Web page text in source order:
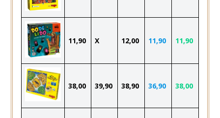
11,90 X 12,00 11,90 11,90
38,00 39,90 38,90 36,90 38,00